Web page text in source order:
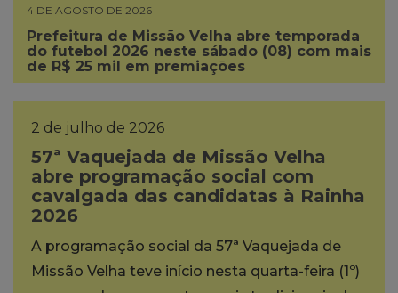
4 DE AGOSTO DE 2026
Prefeitura de Missão Velha abre temporada
do futebol 2026 neste sábado (08) com mais
de R$ 25 mil em premiações
2 de julho de 2026
57ª Vaquejada de Missão Velha
abre programação social com
cavalgada das candidatas à Rainha
2026
A programação social da 57ª Vaquejada de
Missão Velha teve início nesta quarta-feira (1º)